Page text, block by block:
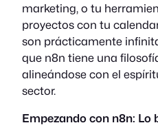
marketing, o tu
proyectos con tu
son prácticamente
que n8n tiene una
alineándose con el
sector.
Empezando con n8n: Lo